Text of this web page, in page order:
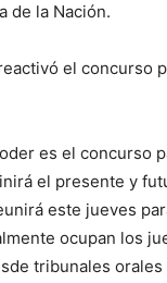
de la Nación.
es el concurso
el presente y
este jueves
ocupan los
tribunales